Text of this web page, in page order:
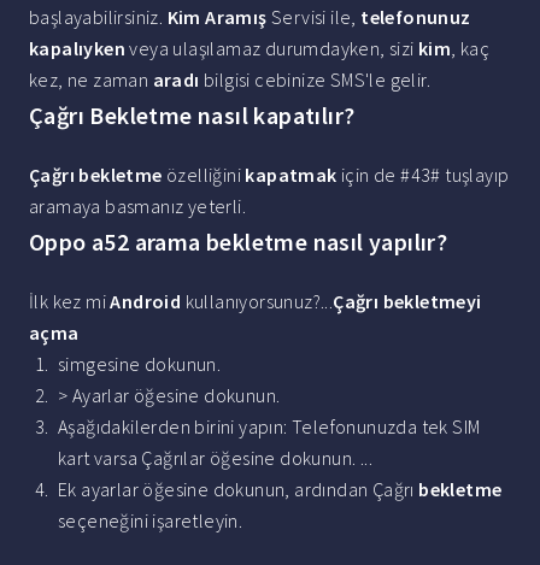
başlayabilirsiniz. Kim Aramış Servisi ile, telefonunuz
kapalıyken veya ulaşılamaz durumdayken, sizi kim, kaç
kez, ne zaman aradı bilgisi cebinize SMS'le gelir.
Çağrı Bekletme nasıl kapatılır?
Çağrı bekletme özelliğini kapatmak için de #43# tuşlayıp
aramaya basmanız yeterli.
Oppo a52 arama bekletme nasıl yapılır?
İlk kez miAndroid kullanıyorsunuz?...Çağrı bekletmeyi
açma
simgesine dokunun.
> Ayarlar öğesine dokunun.
Aşağıdakilerden birini yapın: Telefonunuzda tek SIM
kart varsa Çağrılar öğesine dokunun. ...
Ek ayarlar öğesine dokunun, ardından Çağrı bekletme
seçeneğini işaretleyin.